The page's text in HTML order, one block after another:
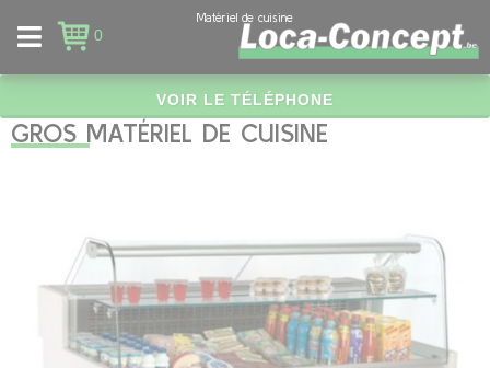
0
Matériel de cuisine
VOIR LE TÉLÉPHONE
GROS MATÉRIEL DE CUISINE
Panneau de gestion des cookies